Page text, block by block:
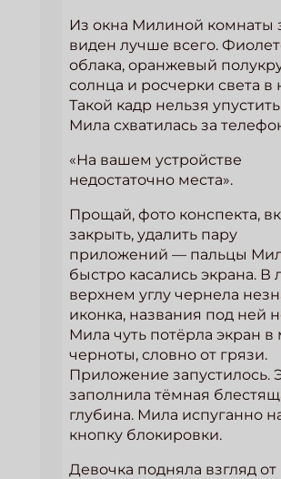
Из окна Милиной комнаты
виден лучше всего.
облака, оранжевый
солнца и росчерки света в
Такой кадр нельзя
Мила схватилась за
«На вашем устройстве
недостаточно места».
Прощай, фото конспекта,
закрыть, удалить пару
приложений — пальцы
быстро касались экрана. В
верхнем углу чернела
иконка, названия под ней
Мила чуть потёрла экран в
черноты, словно от грязи.
Приложение запустилось.
заполнила тёмная
глубина. Мила испуганно
кнопку блокировки.
Девочка подняла взгляд от